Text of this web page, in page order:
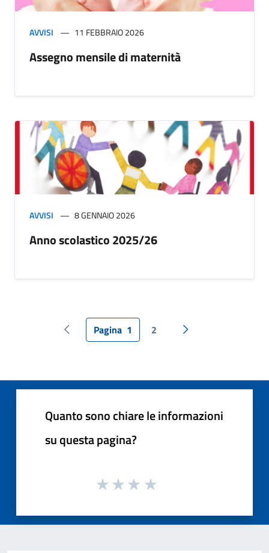
AVVISI 11 FEBBRAIO 2026
Assegno mensile di maternità
AVVISI 8 GENNAIO 2026
Anno scolastico 2025/26
Pagina precedente
Pagina 1 2 Pagina successiva
Quanto sono chiare le informazioni
su questa pagina?